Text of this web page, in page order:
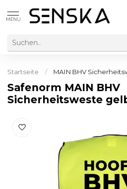
MENU
Startseite / MAIN BHV
Safenorm MAIN BHV
Sicherheitsweste